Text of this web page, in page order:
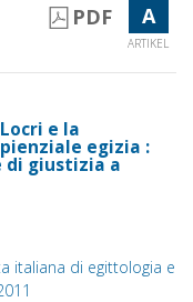
PDF A
ARTIKEL
e la
egizia :
di giustizia a
italiana di egittologia e